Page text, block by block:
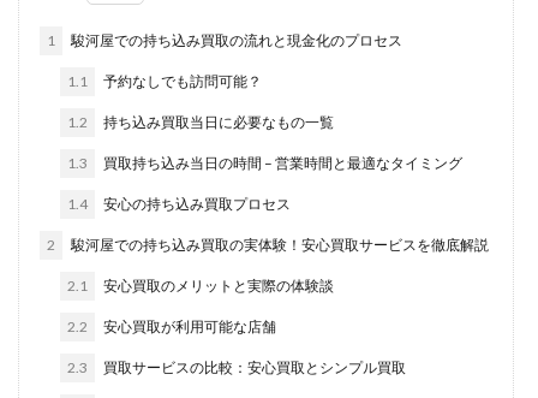
1 駿河屋での持ち込み買取の流れと現金化のプロセス
1.1 予約なしでも訪問可能？
1.2 持ち込み買取当日に必要なもの一覧
1.3 買取持ち込み当日の時間 – 営業時間と最適なタイミング
1.4 安心の持ち込み買取プロセス
2 駿河屋での持ち込み買取の実体験！安心買取サービスを徹底解説
2.1 安心買取のメリットと実際の体験談
2.2 安心買取が利用可能な店舗
2.3 買取サービスの比較：安心買取とシンプル買取